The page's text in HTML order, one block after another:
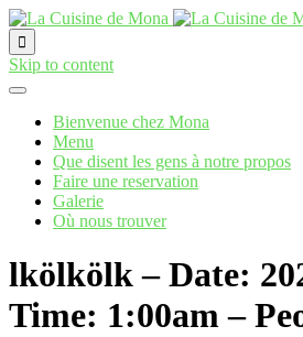

Skip to content
Bienvenue chez Mona
Menu
Que disent les gens à notre propos
Faire une reservation
Galerie
Où nous trouver
lkölkölk – Date:
Time: 1:00am –